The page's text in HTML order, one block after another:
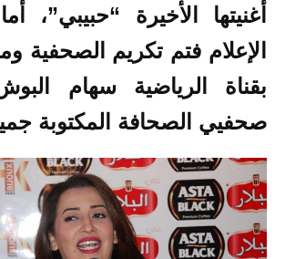
أغنيتها الأخيرة
الإعلام فتم تكريم الصحفية
بقناة الرياضية سهام
صحفيي الصحافة المكتوبة